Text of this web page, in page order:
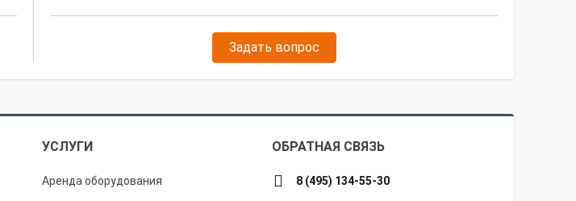
Задать вопрос
УСЛУГИ ОБРАТНАЯ СВЯЗЬ
Аренда оборудования 8 (495) 134-55-30